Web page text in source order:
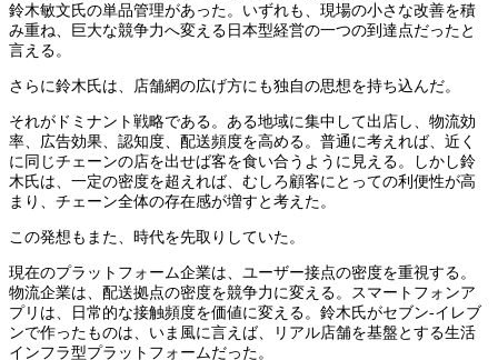
鈴木敏文氏の単品管理があった。いずれも、現場の小さな改善を積
み重ね、巨大な競争力へ変える日本型経営の一つの到達点だったと
言える。
さらに鈴木氏は、店舗網の広げ方にも独自の思想を持ち込んだ。
それがドミナント戦略である。ある地域に集中して出店し、物流効
率、広告効果、認知度、配送頻度を高める。普通に考えれば、近く
に同じチェーンの店を出せば客を食い合うように見える。しかし鈴
木氏は、一定の密度を超えれば、むしろ顧客にとっての利便性が高
まり、チェーン全体の存在感が増すと考えた。
この発想もまた、時代を先取りしていた。
現在のプラットフォーム企業は、ユーザー接点の密度を重視する。
物流企業は、配送拠点の密度を競争力に変える。スマートフォンア
プリは、日常的な接触頻度を価値に変える。鈴木氏がセブン-イレブ
ンで作ったものは、いま風に言えば、リアル店舗を基盤とする生活
インフラ型プラットフォームだった。